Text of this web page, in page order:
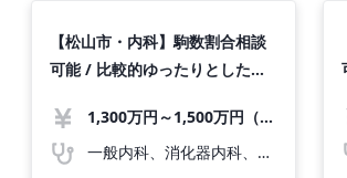
【松山市・内科】駒数割合相談
可能 / 比較的ゆったりとした勤
1,300万円～1,500万円（応相談）
一般内科、消化器内科、循環器内科、呼吸器内科、血液内科、心療内科、脳神経内科、内分泌内科、老人内科